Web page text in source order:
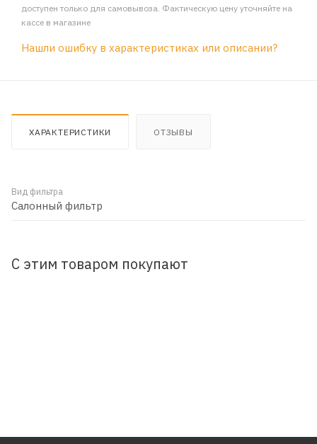
доступен только для самовывоза. Фактическую цену уточняйте на
кассе в магазине
Нашли ошибку в характеристиках или описании?
ХАРАКТЕРИСТИКИ ОТЗЫВЫ
Вид фильтра
Салонный фильтр
С этим товаром покупают